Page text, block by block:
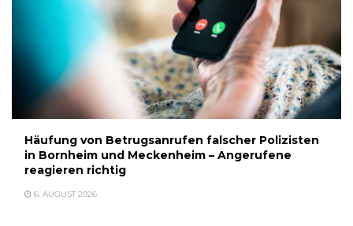
Häufung von Betrugsanrufen falscher Polizisten
in Bornheim und Meckenheim – Angerufene
reagieren richtig
6. AUGUST 2026